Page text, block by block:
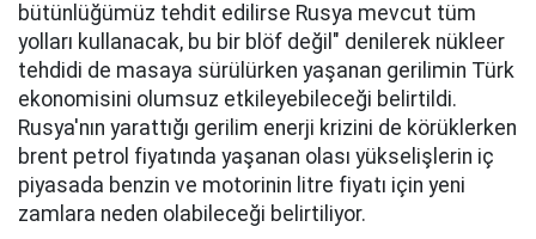
bütünlüğümüz tehdit edilirse Rusya mevcut tüm
yolları kullanacak, bu bir blöf değil" denilerek nükleer
tehdidi de masaya sürülürken yaşanan gerilimin Türk
ekonomisini olumsuz etkileyebileceği belirtildi.
Rusya'nın yarattığı gerilim enerji krizini de körüklerken
brent petrol fiyatında yaşanan olası yükselişlerin iç
piyasada benzin ve motorinin litre fiyatı için yeni
zamlara neden olabileceği belirtiliyor.